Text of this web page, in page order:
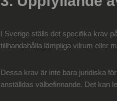
I Sverige ställs det specifika krav
tillhandahålla lämpliga vilrum eller
Dessa krav är inte bara juridiska
anställdas välbefinnande. Det kan